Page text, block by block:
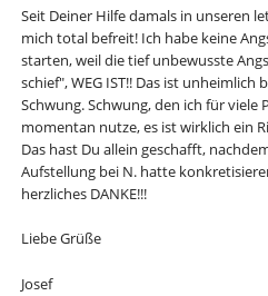
Seit Deiner Hilfe damals in unseren
mich total befreit! Ich habe keine
starten, weil die tief unbewusste
schief", WEG IST!! Das ist
Schwung. Schwung, den ich für viele
momentan nutze, es ist wirklich ein
Das hast Du allein geschafft,
Aufstellung bei N. hatte
herzliches DANKE!!!
Liebe Grüße
Josef